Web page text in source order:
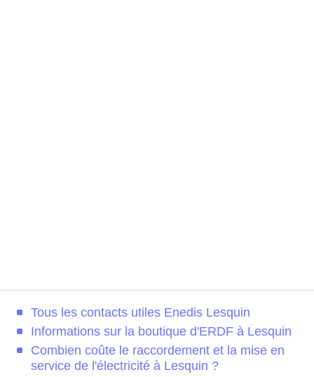
Tous les contacts utiles Enedis Lesquin
Informations sur la boutique d'ERDF à Lesquin
Combien coûte le raccordement et la mise en
service de l'électricité à Lesquin ?